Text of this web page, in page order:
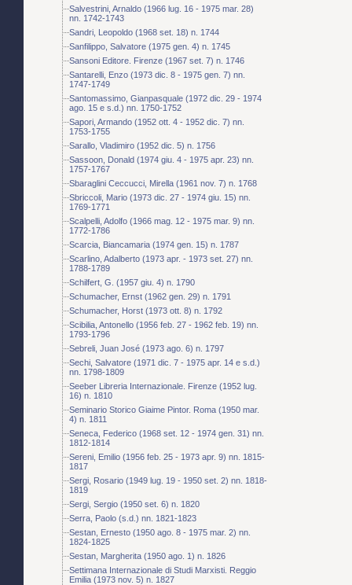
Salvestrini, Arnaldo (1966 lug. 16 - 1975 mar. 28)
nn. 1742-1743
Sandri, Leopoldo (1968 set. 18) n. 1744
Sanfilippo, Salvatore (1975 gen. 4) n. 1745
Sansoni Editore. Firenze (1967 set. 7) n. 1746
Santarelli, Enzo (1973 dic. 8 - 1975 gen. 7) nn.
1747-1749
Santomassimo, Gianpasquale (1972 dic. 29 - 1974
ago. 15 e s.d.) nn. 1750-1752
Sapori, Armando (1952 ott. 4 - 1952 dic. 7) nn.
1753-1755
Sarallo, Vladimiro (1952 dic. 5) n. 1756
Sassoon, Donald (1974 giu. 4 - 1975 apr. 23) nn.
1757-1767
Sbaraglini Ceccucci, Mirella (1961 nov. 7) n. 1768
Sbriccoli, Mario (1973 dic. 27 - 1974 giu. 15) nn.
1769-1771
Scalpelli, Adolfo (1966 mag. 12 - 1975 mar. 9) nn.
1772-1786
Scarcia, Biancamaria (1974 gen. 15) n. 1787
Scarlino, Adalberto (1973 apr. - 1973 set. 27) nn.
1788-1789
Schilfert, G. (1957 giu. 4) n. 1790
Schumacher, Ernst (1962 gen. 29) n. 1791
Schumacher, Horst (1973 ott. 8) n. 1792
Scibilia, Antonello (1956 feb. 27 - 1962 feb. 19) nn.
1793-1796
Sebreli, Juan José (1973 ago. 6) n. 1797
Sechi, Salvatore (1971 dic. 7 - 1975 apr. 14 e s.d.)
nn. 1798-1809
Seeber Libreria Internazionale. Firenze (1952 lug.
16) n. 1810
Seminario Storico Giaime Pintor. Roma (1950 mar.
4) n. 1811
Seneca, Federico (1968 set. 12 - 1974 gen. 31) nn.
1812-1814
Sereni, Emilio (1956 feb. 25 - 1973 apr. 9) nn. 1815-
1817
Sergi, Rosario (1949 lug. 19 - 1950 set. 2) nn. 1818-
1819
Sergi, Sergio (1950 set. 6) n. 1820
Serra, Paolo (s.d.) nn. 1821-1823
Sestan, Ernesto (1950 ago. 8 - 1975 mar. 2) nn.
1824-1825
Sestan, Margherita (1950 ago. 1) n. 1826
Settimana Internazionale di Studi Marxisti. Reggio
Emilia (1973 nov. 5) n. 1827